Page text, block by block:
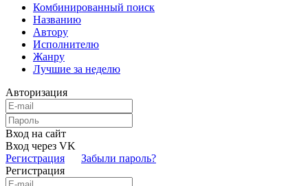
Комбинированный поиск
Названию
Автору
Исполнителю
Жанру
Лучшие за неделю
Авторизация
Вход на сайт
Вход через VK
Регистрация
Забыли пароль?
Регистрация